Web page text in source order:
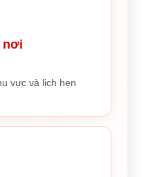
nơi
vực và lịch hẹn